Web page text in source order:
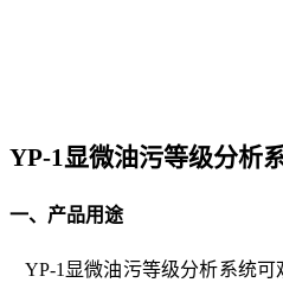
YP-1显微油污等级分析
一、 产品用途
YP-1显微油污等级分析系统